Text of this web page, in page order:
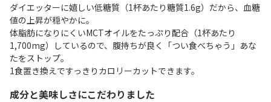
ダイエッターに嬉しい低糖質（1杯あたり糖質1.6g）だから、血糖
値の上昇が穏やかに。
体脂肪になりにくいMCTオイルをたっぷり配合（1杯あたり
1,700mg）しているので、腹持ちが良く「つい食べちゃう」あな
たをストップ。
1食置き換えですっきりカロリーカットできます。
成分と美味しさにこだわりました